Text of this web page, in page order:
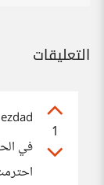
التعليقات
1
في